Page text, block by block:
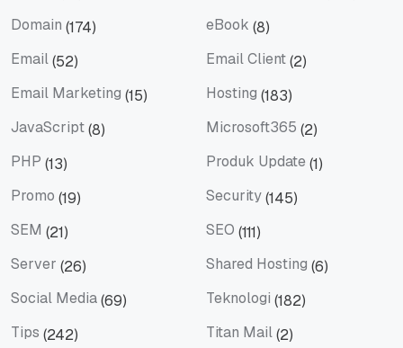
Domain (174) eBook (8)
Email(52) Email Client(2)
Email Marketing (15) Hosting (183)
JavaScript(8) Microsoft365 (2)
PHP (13) Produk Update (1)
Promo (19) Security(145)
SEM (21) SEO (111)
Server (26) Shared Hosting (6)
Social Media(69) Teknologi (182)
Tips (242) Titan Mail(2)